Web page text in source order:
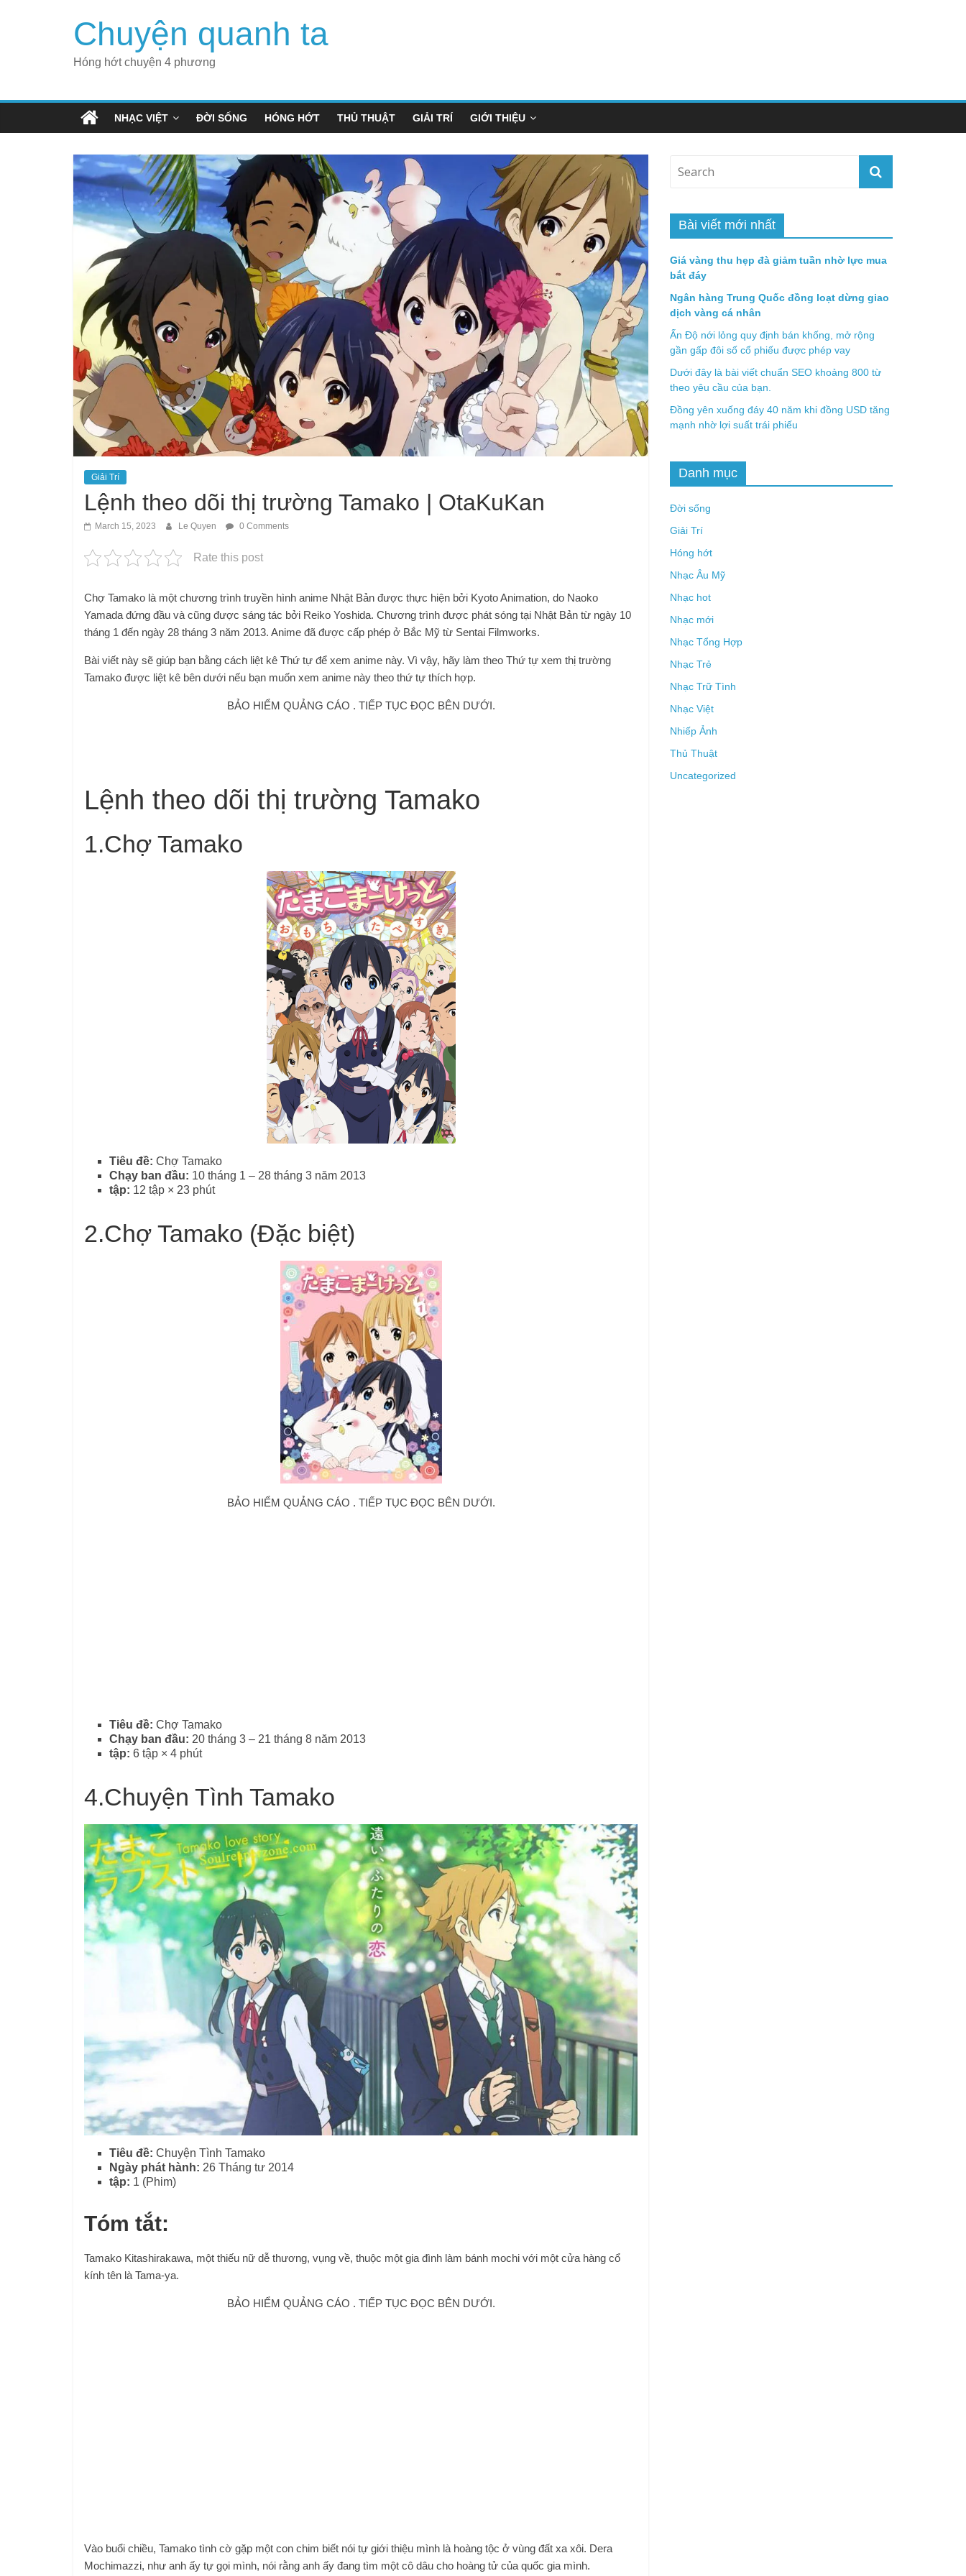
Chuyện quanh ta
Hóng hớt chuyện 4 phương
NHẠC VIỆT ĐỜI SỐNG HÓNG HỚT THỦ THUẬT GIẢI TRÍ GIỚI THIỆU
Giải Trí
Lệnh theo dõi thị trường Tamako | OtaKuKan
March 15, 2023 Le Quyen 0 Comments
Rate this post
Chợ Tamako là một chương trình truyền hình anime Nhật Bản được thực hiện bởi Kyoto Animation, do Naoko
Yamada đứng đầu và cũng được sáng tác bởi Reiko Yoshida. Chương trình được phát sóng tại Nhật Bản từ ngày 10
tháng 1 đến ngày 28 tháng 3 năm 2013. Anime đã được cấp phép ở Bắc Mỹ từ Sentai Filmworks.
Bài viết này sẽ giúp bạn bằng cách liệt kê Thứ tự để xem anime này. Vì vậy, hãy làm theo Thứ tự xem thị trường
Tamako được liệt kê bên dưới nếu bạn muốn xem anime này theo thứ tự thích hợp.
BẢO HIỂM QUẢNG CÁO . TIẾP TỤC ĐỌC BÊN DƯỚI.
Lệnh theo dõi thị trường Tamako
1.Chợ Tamako
Tiêu đề: Chợ Tamako
Chạy ban đầu: 10 tháng 1 – 28 tháng 3 năm 2013
tập: 12 tập × 23 phút
2.Chợ Tamako (Đặc biệt)
BẢO HIỂM QUẢNG CÁO . TIẾP TỤC ĐỌC BÊN DƯỚI.
Tiêu đề: Chợ Tamako
Chạy ban đầu: 20 tháng 3 – 21 tháng 8 năm 2013
tập: 6 tập × 4 phút
4.Chuyện Tình Tamako
Tiêu đề: Chuyện Tình Tamako
Ngày phát hành: 26 Tháng tư 2014
tập: 1 (Phim)
Tóm tắt:
Tamako Kitashirakawa, một thiếu nữ dễ thương, vụng về, thuộc một gia đình làm bánh mochi với một cửa hàng cổ
kính tên là Tama-ya.
BẢO HIỂM QUẢNG CÁO . TIẾP TỤC ĐỌC BÊN DƯỚI.
Vào buổi chiều, Tamako tình cờ gặp một con chim biết nói tự giới thiệu mình là hoàng tộc ở vùng đất xa xôi. Dera
Mochimazzi, như anh ấy tự gọi mình, nói rằng anh ấy đang tìm một cô dâu cho hoàng tử của quốc gia mình.
Bài viết mới nhất
Giá vàng thu hẹp đà giảm tuần nhờ lực mua
bắt đáy
Ngân hàng Trung Quốc đồng loạt dừng giao
dịch vàng cá nhân
Ấn Độ nới lỏng quy định bán khống, mở rộng
gần gấp đôi số cổ phiếu được phép vay
Dưới đây là bài viết chuẩn SEO khoảng 800 từ
theo yêu cầu của bạn.
Đồng yên xuống đáy 40 năm khi đồng USD tăng
mạnh nhờ lợi suất trái phiếu
Danh mục
Đời sống
Giải Trí
Hóng hớt
Nhạc Âu Mỹ
Nhạc hot
Nhạc mới
Nhạc Tổng Hợp
Nhạc Trẻ
Nhạc Trữ Tình
Nhạc Việt
Nhiếp Ảnh
Thủ Thuật
Uncategorized